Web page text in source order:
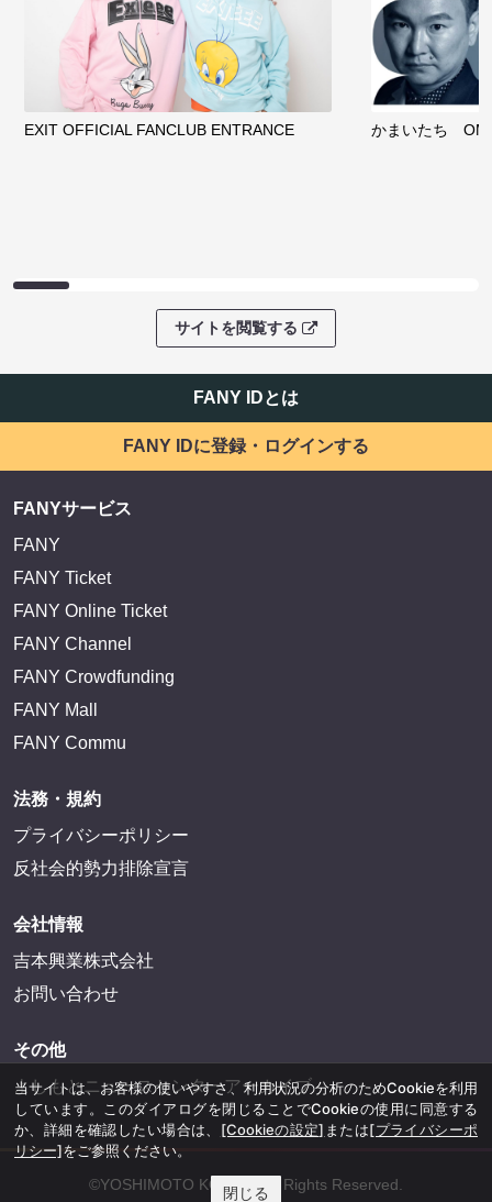
EXIT OFFICIAL FANCLUB ENTRANCE かまいたち
サイトを閲覧する
FANY IDとは
FANY IDに登録・ログインする
FANYサービス
FANY
FANY Ticket
FANY Online Ticket
FANY Channel
FANY Crowdfunding
FANY Mall
FANY Commu
法務・規約
プライバシーポリシー
反社会的勢力排除宣言
会社情報
吉本興業株式会社
お問い合わせ
その他
よしもとニュースセンターアーカイブ
©YOSHIMOTO KOGYO, All Rights Reserved.
当サイトは、お客様の使いやすさ、利用状況の分析のためCookieを利用
しています。このダイアログを閉じることでCookieの使用に同意する
か、詳細を確認したい場合は、 [Cookieの設定] または[プライバシーポ
リシー]をご参照ください。
閉じる